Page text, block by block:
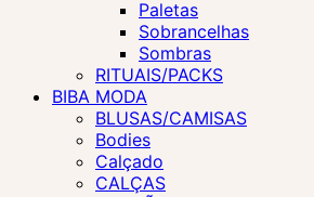
Paletas
Sobrancelhas
Sombras
RITUAIS/PACKS
BIBA MODA
BLUSAS/CAMISAS
Bodies
Calçado
CALÇAS